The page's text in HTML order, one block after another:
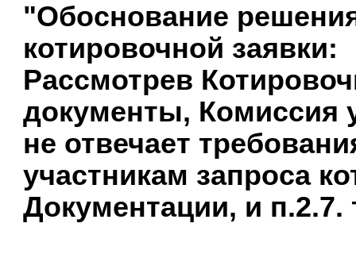
"Обоснование
котировочной заявки:
Рассмотрев
документы, Комиссия
не отвечает
участникам запроса
Документации, и п.2.7.